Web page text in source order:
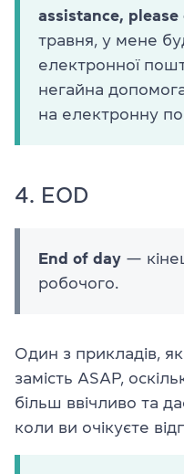
assistance, please
травня, у мене
електронної
негайна
на електронну
4. EOD
End of day —
робочого.
Один з прикладів,
замість ASAP,
більш ввічливо та
коли ви очікуєте